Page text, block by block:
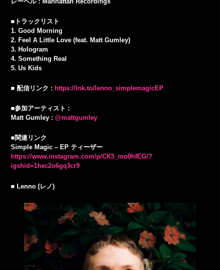
■トラックリスト
1. Good Morning
2. Feel A Little Love (feat. Matt Gumley)
3. Hologram
4. Something Real
5. Us Kids
■ 配信リンク : https://lnk.to/lenno_simplemagicEP
■参加アーティスト :
Matt Gumley :@mattgumley
■関連リンク
Simple Magic – EP ティーザー
https://www.instagram.com/p/CK5_mo0hfEG/?
igshid=1hec2o6gq3cr9
■ Lenno (レノ)